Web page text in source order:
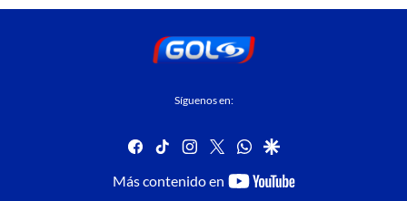
Síguenos en:
facebook
tiktok instagram
twitterwhatsapp
google
Más contenido en
youtube-